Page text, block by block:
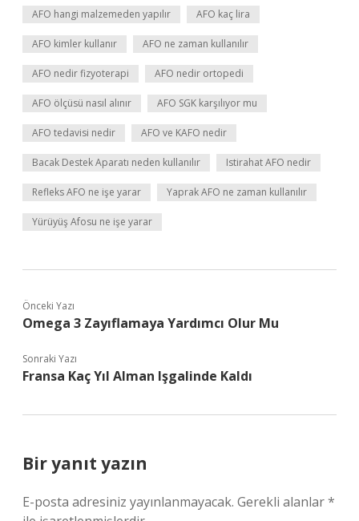
AFO hangi malzemeden yapılır AFO kaç lira
AFO kimler kullanır AFO ne zaman kullanılır
AFO nedir fizyoterapi AFO nedir ortopedi
AFO ölçüsü nasıl alınır AFO SGK karşılıyor mu
AFO tedavisi nedir AFO ve KAFO nedir
Bacak Destek Aparatı neden kullanılır Istirahat AFO nedir
Refleks AFO ne işe yarar Yaprak AFO ne zaman kullanılır
Yürüyüş Afosu ne işe yarar
Önceki Yazı
Omega 3 Zayıflamaya Yardımcı Olur Mu
Sonraki Yazı
Fransa Kaç Yıl Alman Işgalinde Kaldı
Bir yanıt yazın
E-posta adresiniz yayınlanmayacak. Gerekli alanlar*